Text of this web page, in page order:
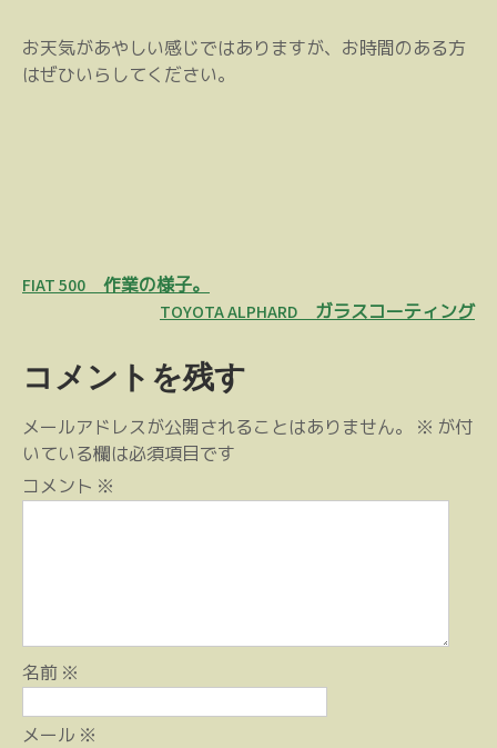
お天気があやしい感じではありますが、お時間のある方
はぜひいらしてください。
投
ビ
ゲ
ー
シ
FIAT 500 作業の様子。
TOYOTA ALPHARD ガラスコーティング
コメントを残す
メールアドレスが公開されることはありません。 ※ が付
いている欄は必須項目です
コメント ※
名前 ※
メール ※